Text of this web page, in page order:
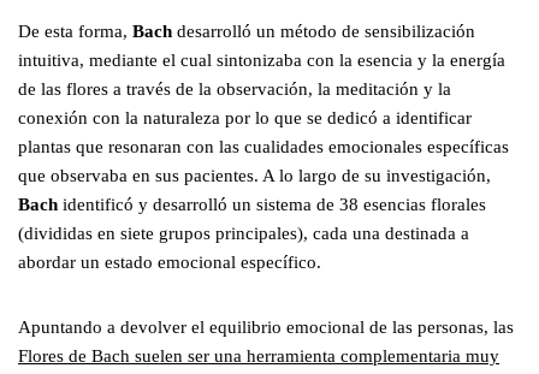
De esta forma, Bach desarrolló un método de sensibilización
intuitiva, mediante el cual sintonizaba con la esencia y la energía
de las flores a través de la observación, la meditación y la
conexión con la naturaleza por lo que se dedicó a identificar
plantas que resonaran con las cualidades emocionales específicas
que observaba en sus pacientes. A lo largo de su investigación,
Bach identificó y desarrolló un sistema de 38 esencias florales
(divididas en siete grupos principales), cada una destinada a
abordar un estado emocional específico.
Apuntando a devolver el equilibrio emocional de las personas, las
Flores de Bach suelen ser una herramienta complementaria muy